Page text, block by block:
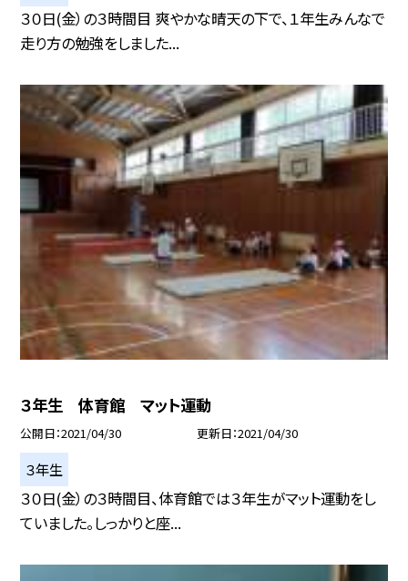
３０日(金）の３時間目 爽やかな晴天の下で、１年生みんなで
走り方の勉強をしました...
３年生 体育館 マット運動
公開日 2021/04/30 更新日 2021/04/30
３年生
３０日(金）の３時間目、体育館では３年生がマット運動をし
ていました。しっかりと座...